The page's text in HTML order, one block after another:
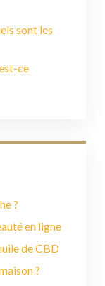
sont les
ce
?
en ligne
de CBD
?